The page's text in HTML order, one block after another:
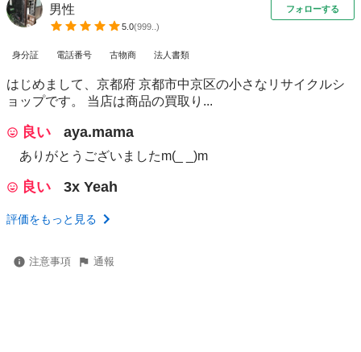
男性
5.0(999.. )
フォローする
身分証 電話番号 古物商 法人書類
はじめまして、京都府 京都市中京区の小さなリサイクルシ
ョップです。 当店は商品の買取り...
良い aya.mama
ありがとうございましたm(_ _)m
良い 3x Yeah
評価をもっと見る
注意事項 通報